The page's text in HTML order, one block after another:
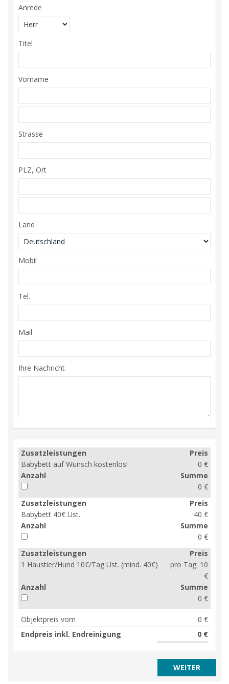
Anrede
Titel
Vorname
Strasse
PLZ, Ort
Land
Mobil
Tel.
Mail
Ihre Nachricht
Zusatzleistungen
Babybett auf Wunsch kostenlos!
Preis
0 €
Anzahl
Summe
0 €
Zusatzleistungen
Babybett 40€ Ust.
Preis
40 €
Anzahl
Summe
0 €
Zusatzleistungen
1 Haustier/Hund 10€/Tag Ust. (mind. 40€)
Preis
pro Tag: 10
€
Anzahl
Summe
0 €
Objektpreis vom
0 €
Endpreis inkl. Endreinigung
0 €